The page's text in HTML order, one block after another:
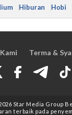
Hiburan Hobi
Terma &
Star Media Group
terbaik pada